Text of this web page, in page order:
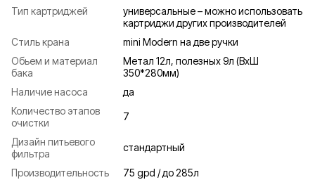
Тип картриджей
универсальные – можно использовать
картриджи других производителей
Стиль крана
mini Modern на две ручки
Обьем и материал
бака
Метал 12л, полезных 9л (ВхШ
350*280мм)
Наличие насоса
да
Количество этапов
очистки
7
Дизайн питьевого
фильтра
стандартный
Производительность 75 gpd / до 285л